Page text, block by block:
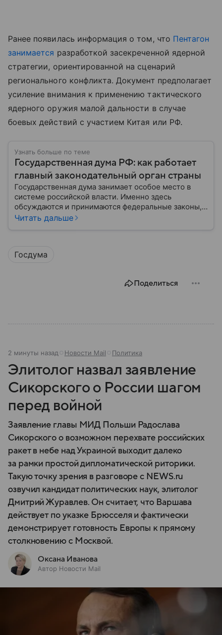
Ранее появилась информация о том, что Пентагон
занимается разработкой засекреченной ядерной
стратегии, ориентированной на сценарий
регионального конфликта. Документ предполагает
усиление внимания к применению тактического
ядерного оружия малой дальности в случае
боевых действий с участием Китая или РФ.
Узнать больше по теме
Государственная дума РФ: как работает
главный законодательный орган страны
Государственная дума занимает особое место в
системе российской власти. Именно здесь
обсуждаются и принимаются федеральные законы,
определяющие развитие государства, экономики и
Разбираемся, как устроена Госдума, какие
Читать дальше
Госдума
Поделиться
2 минуты назад Новости Mail Политика
Элитолог назвал заявление
Сикорского о России шагом
перед войной
Заявление главы МИД Польши Радослава
Сикорского о возможном перехвате российских
ракет в небе над Украиной выходит далеко
за рамки простой дипломатической риторики.
Такую точку зрения в разговоре с NEWS.ru
озвучил кандидат политических наук, элитолог
Дмитрий Журавлев. Он считает, что Варшава
действует по указке Брюсселя и фактически
демонстрирует готовность Европы к прямому
столкновению с Москвой.
Оксана Иванова
Автор Новости Mail